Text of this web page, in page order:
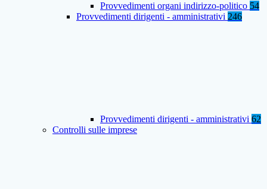
Provvedimenti organi indirizzo-politico 54
Provvedimenti dirigenti - amministrativi 246
Provvedimenti dirigenti - amministrativi 62
Controlli sulle imprese